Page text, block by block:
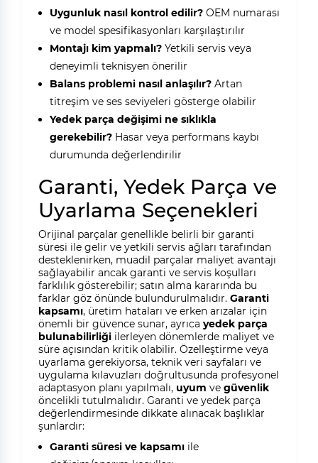
Uygunluk nasıl kontrol edilir?OEM numarası
ve model spesifikasyonları karşılaştırılır
Montajı kim yapmalı?Yetkili servis veya
deneyimli teknisyen önerilir
Balans problemi nasıl anlaşılır?Artan
titreşim ve ses seviyeleri gösterge olabilir
Yedek parça değişimi ne sıklıkla
gerekebilir?Hasar veya performans kaybı
durumunda değerlendirilir
Garanti, Yedek Parça ve
Uyarlama Seçenekleri
Orijinal parçalar genellikle belirli bir garanti
süresi ile gelir ve yetkili servis ağları tarafından
desteklenirken, muadil parçalar maliyet avantajı
sağlayabilir ancak garanti ve servis koşulları
farklılık gösterebilir; satın alma kararında bu
farklar göz önünde bulundurulmalıdır. Garanti
kapsamı, üretim hataları ve erken arızalar için
önemli bir güvence sunar, ayrıca yedek parça
bulunabilirliğiilerleyen dönemlerde maliyet ve
süre açısından kritik olabilir. Özelleştirme veya
uyarlama gerekiyorsa, teknik veri sayfaları ve
uygulama kılavuzları doğrultusunda profesyonel
adaptasyon planı yapılmalı, uyum ve güvenlik
öncelikli tutulmalıdır. Garanti ve yedek parça
değerlendirmesinde dikkate alınacak başlıklar
şunlardır:
Garanti süresi ve kapsamıile